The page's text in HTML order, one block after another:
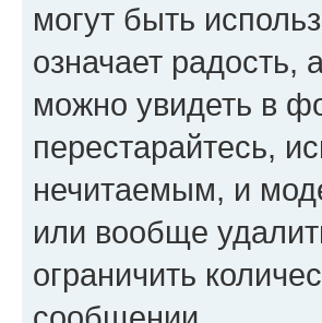
могут быть
означает радость,
можно увидеть в
перестарайтесь,
нечитаемым, и
или вообще
ограничить